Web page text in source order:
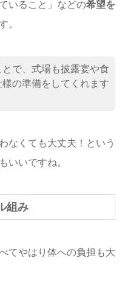
いること」などの希望を
。
で、式場も披露宴や食
の準備をしてくれます
なくても大丈夫！という
いいですね。
組み
てやはり体への負担も大